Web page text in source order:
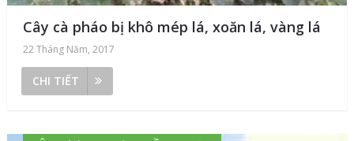
Cây cà pháo bị khô mép lá, xoăn lá, vàng lá
22 Tháng Năm, 2017
CHI TIẾT